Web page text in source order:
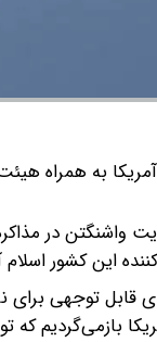
به همراه هیئت
در
این کشور اسلام
توجهی برای
بازمی‌گردیم